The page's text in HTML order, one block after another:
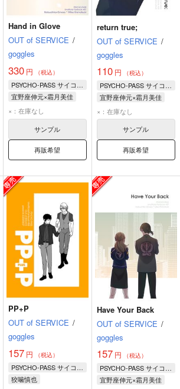
Hand in Glove
OUT of SERVICE /
goggles
330 円 （税込）
PSYCHO-PASS サイコパス
宜野座伸元×霜月美佳
宜野座伸元
×：在庫なし
サンプル
再販希望
return true;
OUT of SERVICE /
goggles
110円 （税込）
PSYCHO-PASS サイコパス
宜野座伸元×霜月美佳
宜野座伸元
×：在庫なし
サンプル
再販希望
PP+P
OUT of SERVICE /
goggles
157 円 （税込）
PSYCHO-PASS サイコパス
狡噛慎也
Have Your Back
OUT of SERVICE /
goggles
157円 （税込）
PSYCHO-PASS サイコパス
宜野座伸元×霜月美佳